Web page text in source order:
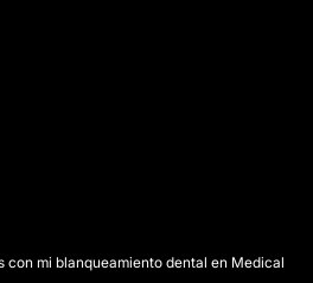
con mi blanqueamiento dental en Medical